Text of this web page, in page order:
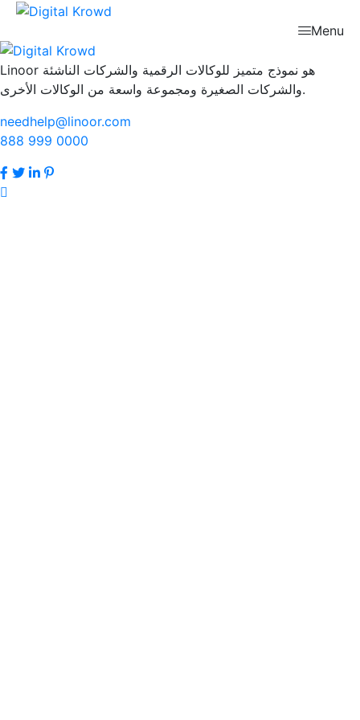
Menu
Linoor هو نموذج متميز للوكالات الرقمية والشركات الناشئة
والشركات الصغيرة ومجموعة واسعة من الوكالات الأخرى.
needhelp@linoor.com
888 999 0000